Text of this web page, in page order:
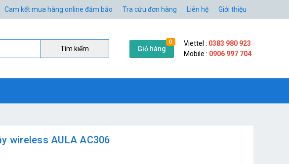
Cam kết mua hàng online đảm bảo Tra cứu đơn hàng Liên hệ Giới thiệu
Tìm kiếm Giỏ hàng
0 Viettel : 0383 980 923
Mobile : 0906 997 704
wireless AULA AC306